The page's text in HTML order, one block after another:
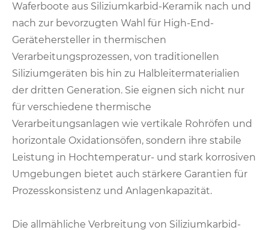
Waferboote aus Siliziumkarbid-Keramik nach und
nach zur bevorzugten Wahl für High-End-
Gerätehersteller in thermischen
Verarbeitungsprozessen, von traditionellen
Siliziumgeräten bis hin zu Halbleitermaterialien
der dritten Generation. Sie eignen sich nicht nur
für verschiedene thermische
Verarbeitungsanlagen wie vertikale Rohröfen und
horizontale Oxidationsöfen, sondern ihre stabile
Leistung in Hochtemperatur- und stark korrosiven
Umgebungen bietet auch stärkere Garantien für
Prozesskonsistenz und Anlagenkapazität.
Die allmähliche Verbreitung von Siliziumkarbid-